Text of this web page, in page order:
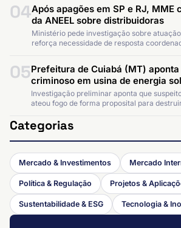
04Após apagões em SP e RJ,
da ANEEL sobre distribuidoras
Ministério pede investigação sobre
reforça necessidade de resposta
05Prefeitura de Cuiabá (MT)
criminoso em usina de energia
Investigação preliminar aponta que
ateou fogo de forma proposital para
Categorias
Mercado & Investimentos Mercado
Política & Regulação Projetos &
Sustentabilidade & ESG Tecnologia &